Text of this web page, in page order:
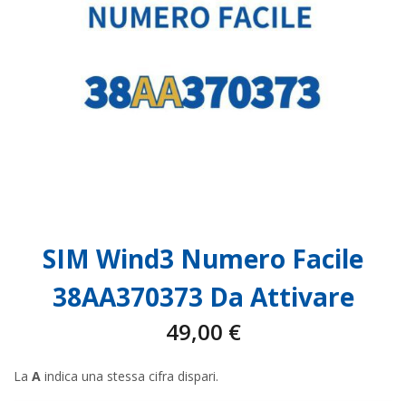
SIM Wind3 Numero Facile
38AA370373 Da Attivare
49,00 €
La A indica una stessa cifra dispari.